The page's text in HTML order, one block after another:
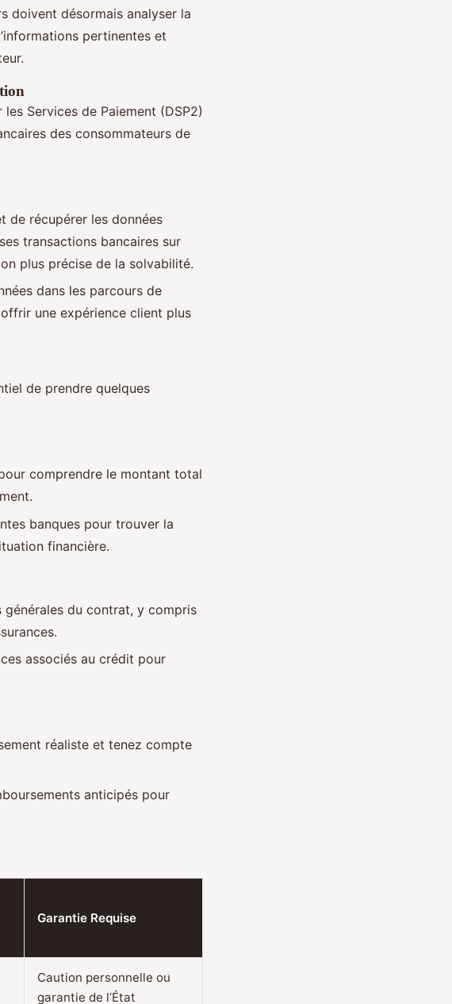
doivent désormais analyser la
pertinentes et
Services de Paiement (DSP2)
des consommateurs de
de récupérer les données
transactions bancaires sur
plus précise de la solvabilité.
dans les parcours de
une expérience client plus
de prendre quelques
comprendre le montant total
banques pour trouver la
financière.
du contrat, y compris
associés au crédit pour
réaliste et tenez compte
anticipés pour
Garantie Requise
Caution personnelle ou
garantie de l’État